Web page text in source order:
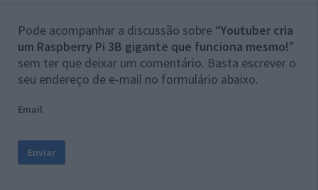
Pode acompanhar a discussão sobre “Youtuber cria
um Raspberry Pi 3B gigante que funciona mesmo!”
sem ter que deixar um comentário. Basta escrever o
seu endereço de e-mail no formulário abaixo.
Email